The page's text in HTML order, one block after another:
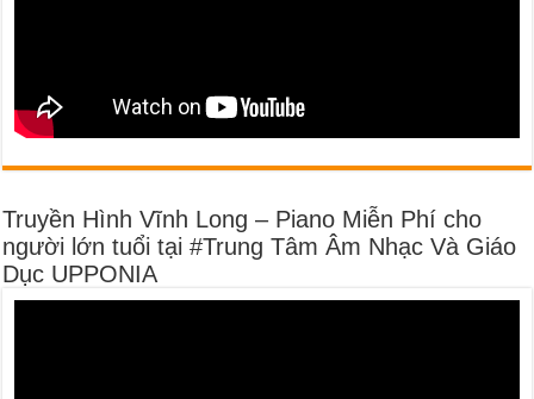
Truyền Hình Vĩnh Long – Piano Miễn Phí cho
người lớn tuổi tại #Trung Tâm Âm Nhạc Và Giáo
Dục UPPONIA